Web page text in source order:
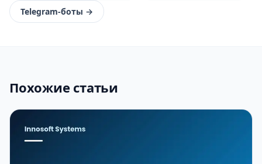
Telegram-боты →
Похожие статьи